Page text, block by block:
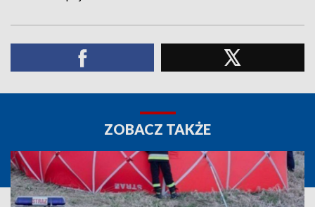
ZOBACZ TAKŻE